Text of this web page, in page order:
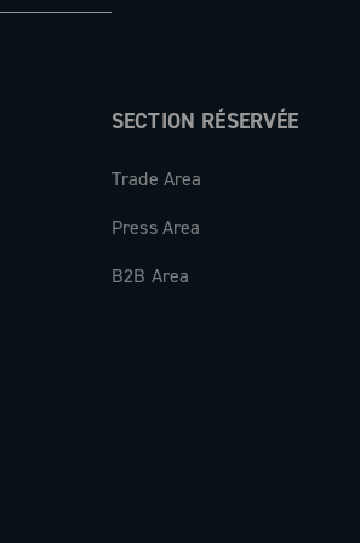
SECTION RÉSERVÉE
Trade Area
Press Area
B2B Area